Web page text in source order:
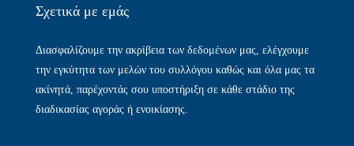
Σχετικά με εμάς​
Διασφαλίζουμε την ακρίβεια των δεδομένων μας, ελέγχουμε
την εγκύτητα των μελών του συλλόγου καθώς και όλα μας τα
ακίνητά, παρέχοντάς σου υποστήριξη σε κάθε στάδιο της
διαδικασίας αγοράς ή ενοικίασης.